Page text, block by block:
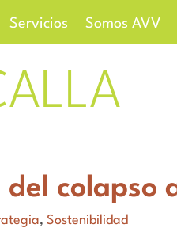
Servicios Somos AVV
colapso
,Sostenibilidad